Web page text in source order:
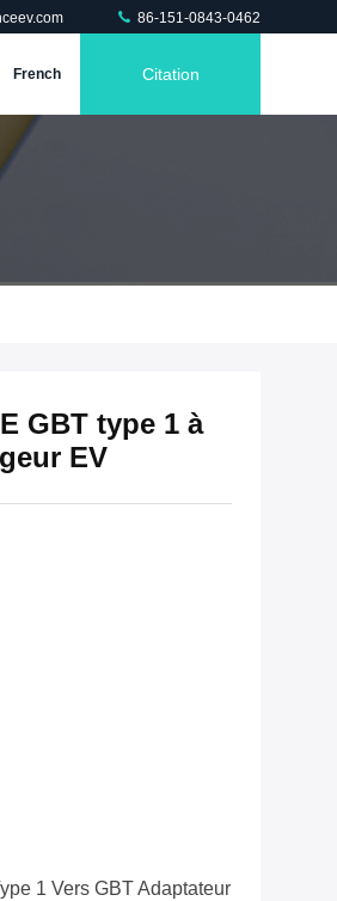
86-151-0843-0462
French Citation
GBT type 1 à
EV
1 Vers GBT Adaptateur